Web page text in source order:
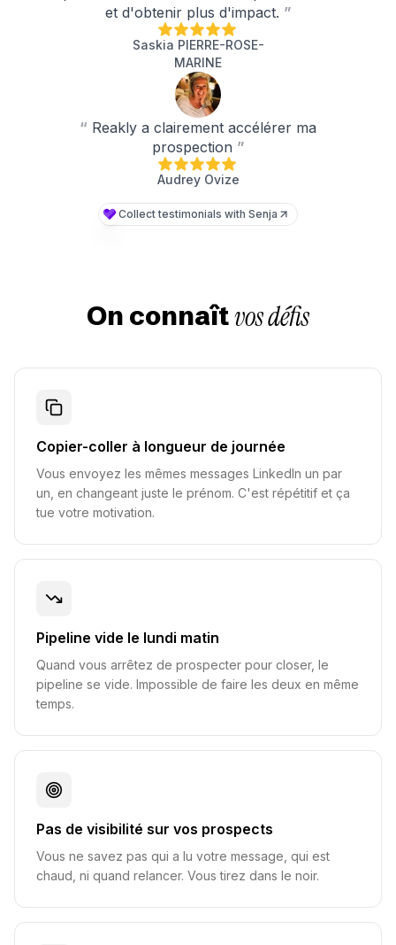
On connaîtvos défis
Copier-coller à longueur de journée
Vous envoyez les mêmes messages LinkedIn un par
un, en changeant juste le prénom. C'est répétitif et ça
tue votre motivation.
Pipeline vide le lundi matin
Quand vous arrêtez de prospecter pour closer, le
pipeline se vide. Impossible de faire les deux en même
temps.
Pas de visibilité sur vos prospects
Vous ne savez pas qui a lu votre message, qui est
chaud, ni quand relancer. Vous tirez dans le noir.